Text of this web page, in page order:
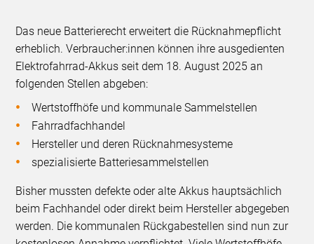
Das neue Batterierecht erweitert die Rücknahmepflicht
erheblich. Verbraucher:innen können ihre ausgedienten
Elektrofahrrad-Akkus seit dem 18. August 2025 an
folgenden Stellen abgeben:
Wertstoffhöfe und kommunale Sammelstellen
Fahrradfachhandel
Hersteller und deren Rücknahmesysteme
spezialisierte Batteriesammelstellen
Bisher mussten defekte oder alte Akkus hauptsächlich
beim Fachhandel oder direkt beim Hersteller abgegeben
werden. Die kommunalen Rückgabestellen sind nun zur